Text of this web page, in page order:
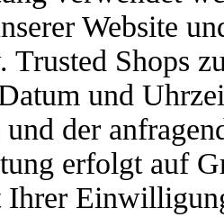
Website
Trusted Shops
und
und der
erfolgt auf